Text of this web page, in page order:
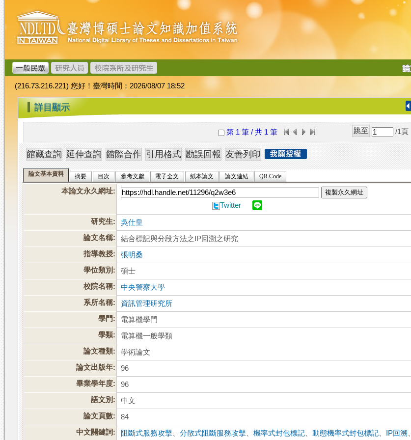
跳
到
主
要
內
容
臺
灣
博
碩
士
論
文
加
值
系
統
導
(216.73.216.221) 您好！臺灣時間：2026/08/07 18:52
::: 詳目顯示
第 1 筆 / 共 1 筆 /1 頁
論文基本資料 摘要 目次 參考文獻 電子全文 紙本論文 論文連結 QR Code
本論文永久網址: 複製永久網址
Twitter
研究生:
吳仕皇
論文名稱:
結合標記與分段方法之IP回溯之研究
指導教授:
張明桑
學位類別:
碩士
校院名稱:
中央警察大學
系所名稱:
資訊管理研究所
學門:
電算機學門
學類:
電算機一般學類
論文種類:
學術論文
論文出版年:
96
畢業學年度:
96
語文別:
中文
論文頁數:
84
中文關鍵詞:
阻斷式服務攻擊 、分散式阻斷服務攻擊 、機率式封包標記 、動態機率式封包標記 IP回溯